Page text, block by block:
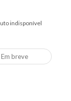
indisponível
Em breve